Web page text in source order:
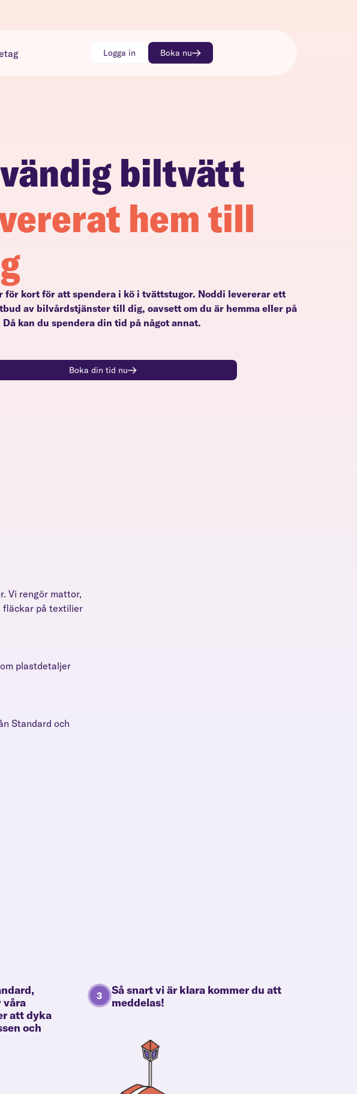
Logga in Boka nu
biltvätt
hem till
för kort för att spendera i kö i tvättstugor. Noddi levererar ett
av bilvårdstjänster till dig, oavsett om du är hemma eller på
kan du spendera din tid på något annat.
Boka din tid nu
Vi rengör mattor,
fläckar på textilier
plastdetaljer
Standard och
våra
att dyka
och
Så snart vi är klara kommer du att
meddelas!